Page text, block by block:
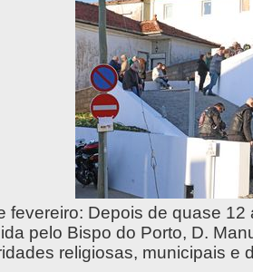
fevereiro: Depois de quase
pelo Bispo do Porto, D.
religiosas, municipais e